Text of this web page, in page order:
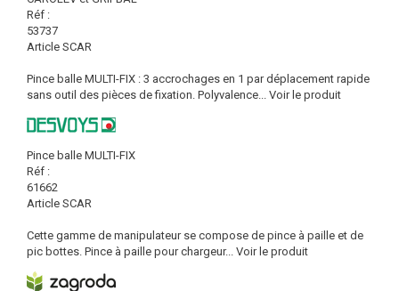
Réf :
53737
Article SCAR
Pince balle MULTI-FIX : 3 accrochages en 1 par déplacement rapide
sans outil des pièces de fixation. Polyvalence... Voir le produit
Pince balle MULTI-FIX
Réf :
61662
Article SCAR
Cette gamme de manipulateur se compose de pince à paille et de
pic bottes. Pince à paille pour chargeur... Voir le produit